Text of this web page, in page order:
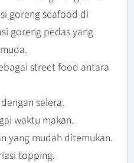
goreng seafood di
goreng pedas yang
street food antara
selera.
waktu makan.
yang mudah ditemukan.
topping.